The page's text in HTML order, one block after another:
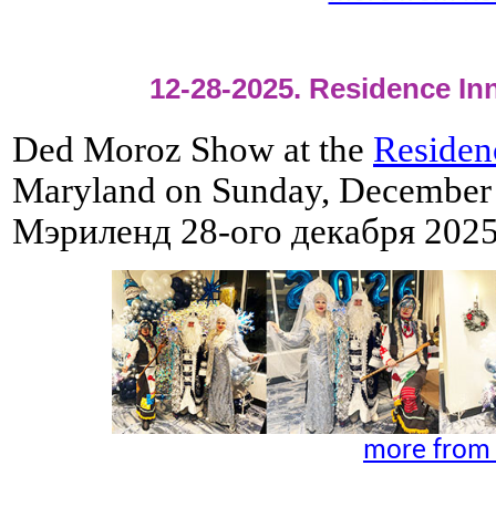
12-28-2025. Residence
Ded Moroz Show at the
Maryland on Sunday,
Мэриленд 28-ого декабря
more from